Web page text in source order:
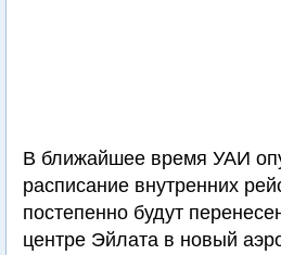
В ближайшее время УАИ
расписание внутренних
постепенно будут
центре Эйлата в новый